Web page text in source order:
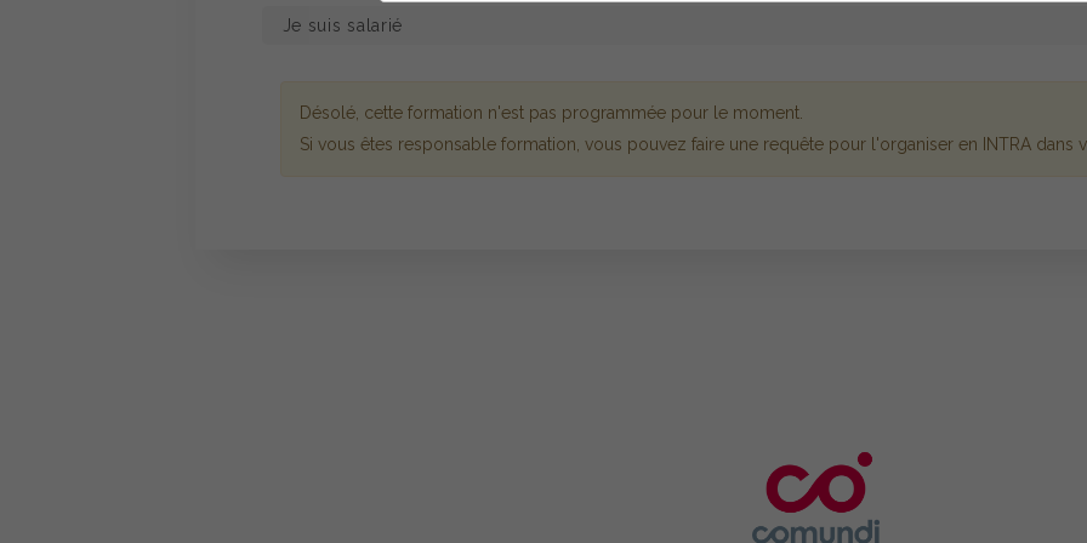
Désolé, cette formation n'est pas programmée pour le moment.
Si vous êtes responsable formation, vous pouvez faire une requête pour l'organiser en INTRA dans